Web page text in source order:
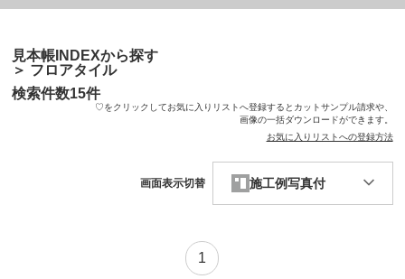
見本帳INDEXから探す
＞ フロアタイル
検索件数15件
♡をクリックしてお気に入りリストへ登録するとカットサンプル請求や、
画像の一括ダウンロードができます。
お気に入りリストへの登録方法
画面表示切替 施工例写真付
1